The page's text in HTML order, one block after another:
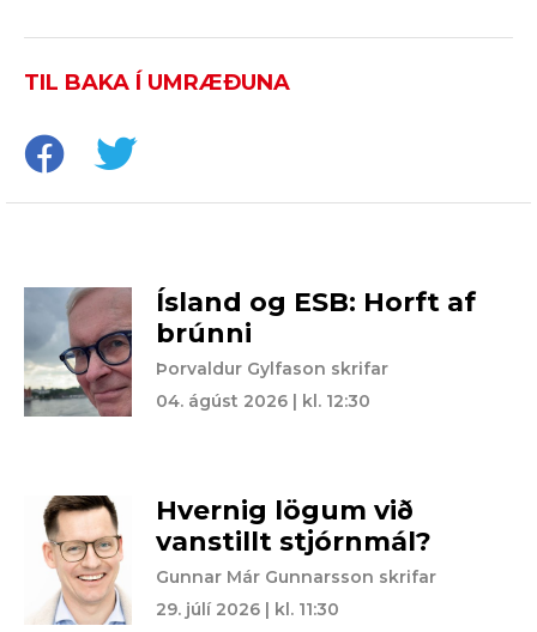
TIL BAKA Í UMRÆÐUNA
Ísland og ESB: Horft af
brúnni
Þorvaldur Gylfason skrifar
04. ágúst 2026 | kl. 12:30
Hvernig lögum við
vanstillt stjórnmál?
Gunnar Már Gunnarsson skrifar
29. júlí 2026 | kl. 11:30